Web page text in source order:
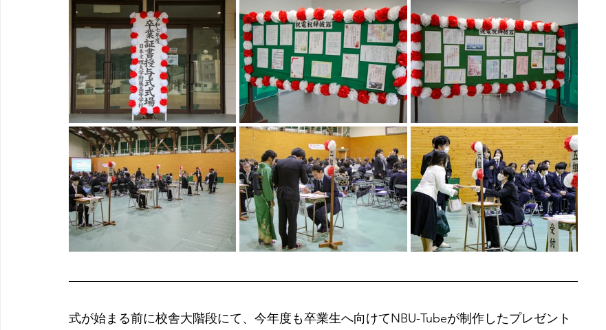
式が始まる前に校舎大階段にて、今年度も卒業生へ向けてNBU-Tubeが制作したプレゼント